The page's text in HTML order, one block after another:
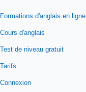
Formations d'anglais en ligne
Cours d'anglais
Test de niveau gratuit
Tarifs
Connexion